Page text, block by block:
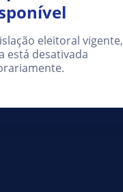
eleitoral vigente,
está desativada